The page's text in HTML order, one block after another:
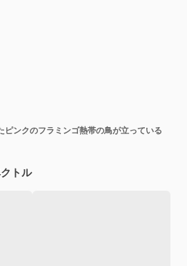
ピンクのフラミンゴ熱帯の鳥が立っている
トル